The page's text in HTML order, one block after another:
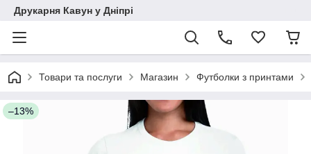
Друкарня Кавун у Дніпрі
Товари та послуги Магазин Футболки з принтами
–13%